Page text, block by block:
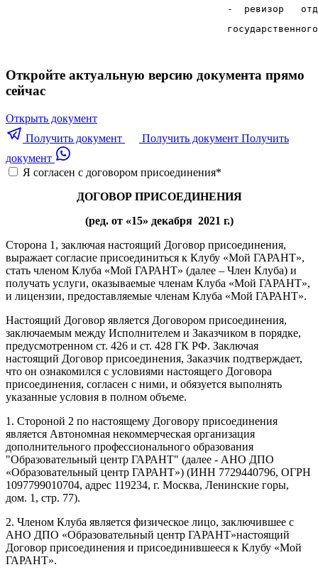
-  ревизор
Откройте актуальную версию документа прямо
сейчас
Открыть документ
Получить документ
Получить документ Получить
документ
Я согласен с договором присоединения*
ДОГОВОР ПРИСОЕДИНЕНИЯ
(ред. от «15» декабря 2021 г.)
Сторона 1, заключая настоящий Договор присоединения,
выражает согласие присоединиться к Клубу «Мой ГАРАНТ»,
стать членом Клуба «Мой ГАРАНТ» (далее – Член Клуба) и
получать услуги, оказываемые членам Клуба «Мой ГАРАНТ»,
и лицензии, предоставляемые членам Клуба «Мой ГАРАНТ».
Настоящий Договор является Договором присоединения,
заключаемым между Исполнителем и Заказчиком в порядке,
предусмотренном ст. 426 и ст. 428 ГК РФ. Заключая
настоящий Договор присоединения, Заказчик подтверждает,
что он ознакомился с условиями настоящего Договора
присоединения, согласен с ними, и обязуется выполнять
указанные условия в полном объеме.
1. Стороной 2 по настоящему Договору присоединения
является Автономная некоммерческая организация
дополнительного профессионального образования
"Образовательный центр ГАРАНТ" (далее - АНО ДПО
«Образовательный центр ГАРАНТ») (ИНН 7729440796, ОГРН
1097799010704, адрес 119234, г. Москва, Ленинские горы,
дом. 1, стр. 77).
2. Членом Клуба является физическое лицо, заключившее с
АНО ДПО «Образовательный центр ГАРАНТ»настоящий
Договор присоединения и присоединившееся к Клубу «Мой
ГАРАНТ».